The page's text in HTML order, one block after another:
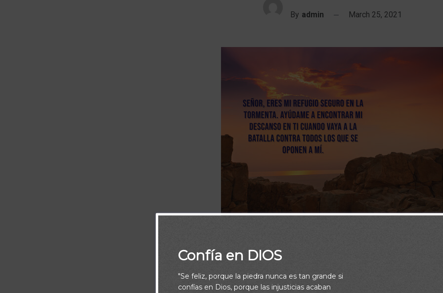
By admin March 25, 2021
Confía en DIOS
"Se feliz, porque la piedra nunca es tan grande si
confías en Dios, porque las injusticias acaban